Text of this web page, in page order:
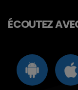
ÉCOUTEZ